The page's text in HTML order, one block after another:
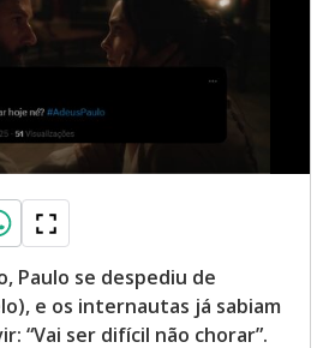
Paulo se despediu de
e os internautas já sabiam
“Vai ser difícil não chorar”.